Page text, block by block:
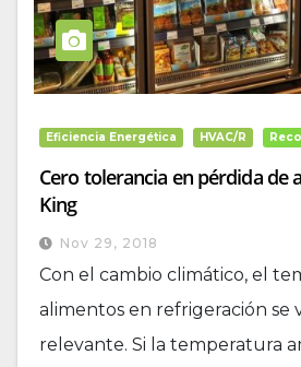
Eficiencia Energética HVAC/R
Cero tolerancia en pérdida de
King
Nov 29, 2018
Con el cambio climático, el
alimentos en refrigeración se
relevante. Si la temperatura